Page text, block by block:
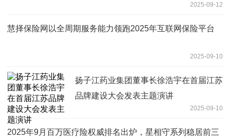
2025-09-12
慧择保险网以全周期服务能力领跑2025年互联网保险平台
2025-09-10
扬子江药业集团董事长徐浩宇在首届江苏
品牌建设大会发表主题演讲
2025-09-10
2025年9月百万医疗险权威排名出炉，星相守系列稳居前三